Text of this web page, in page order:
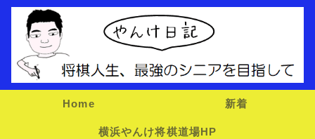
Home 新着
横浜やんけ将棋道場HP